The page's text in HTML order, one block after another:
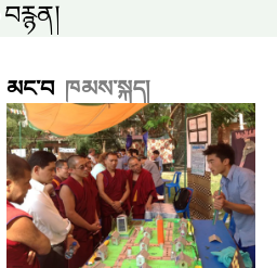
བརྙན།
མང་བ ཁམས་སྐད།